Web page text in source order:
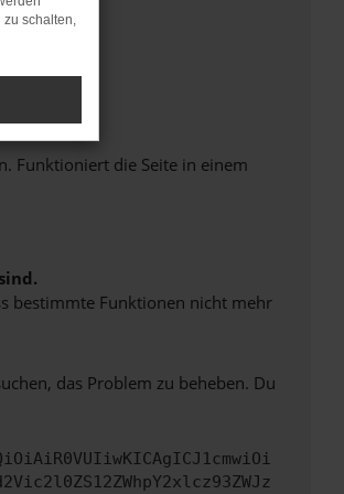
Funktioniert die Seite in einem
bestimmte Funktionen nicht mehr
das Problem zu beheben. Du
zu schalten,